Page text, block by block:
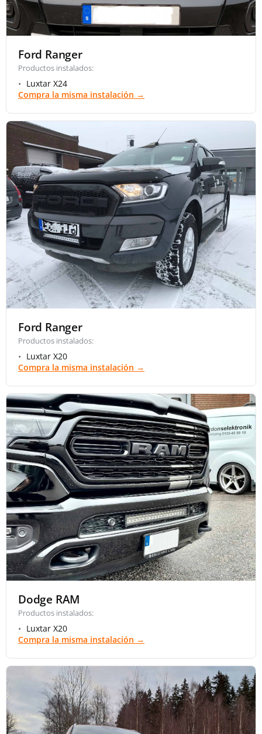
Ford Ranger
Productos instalados:
Luxtar X24
Compra la misma instalación →
Ford Ranger
Productos instalados:
Luxtar X20
Compra la misma instalación →
Dodge RAM
Productos instalados:
Luxtar X20
Compra la misma instalación →